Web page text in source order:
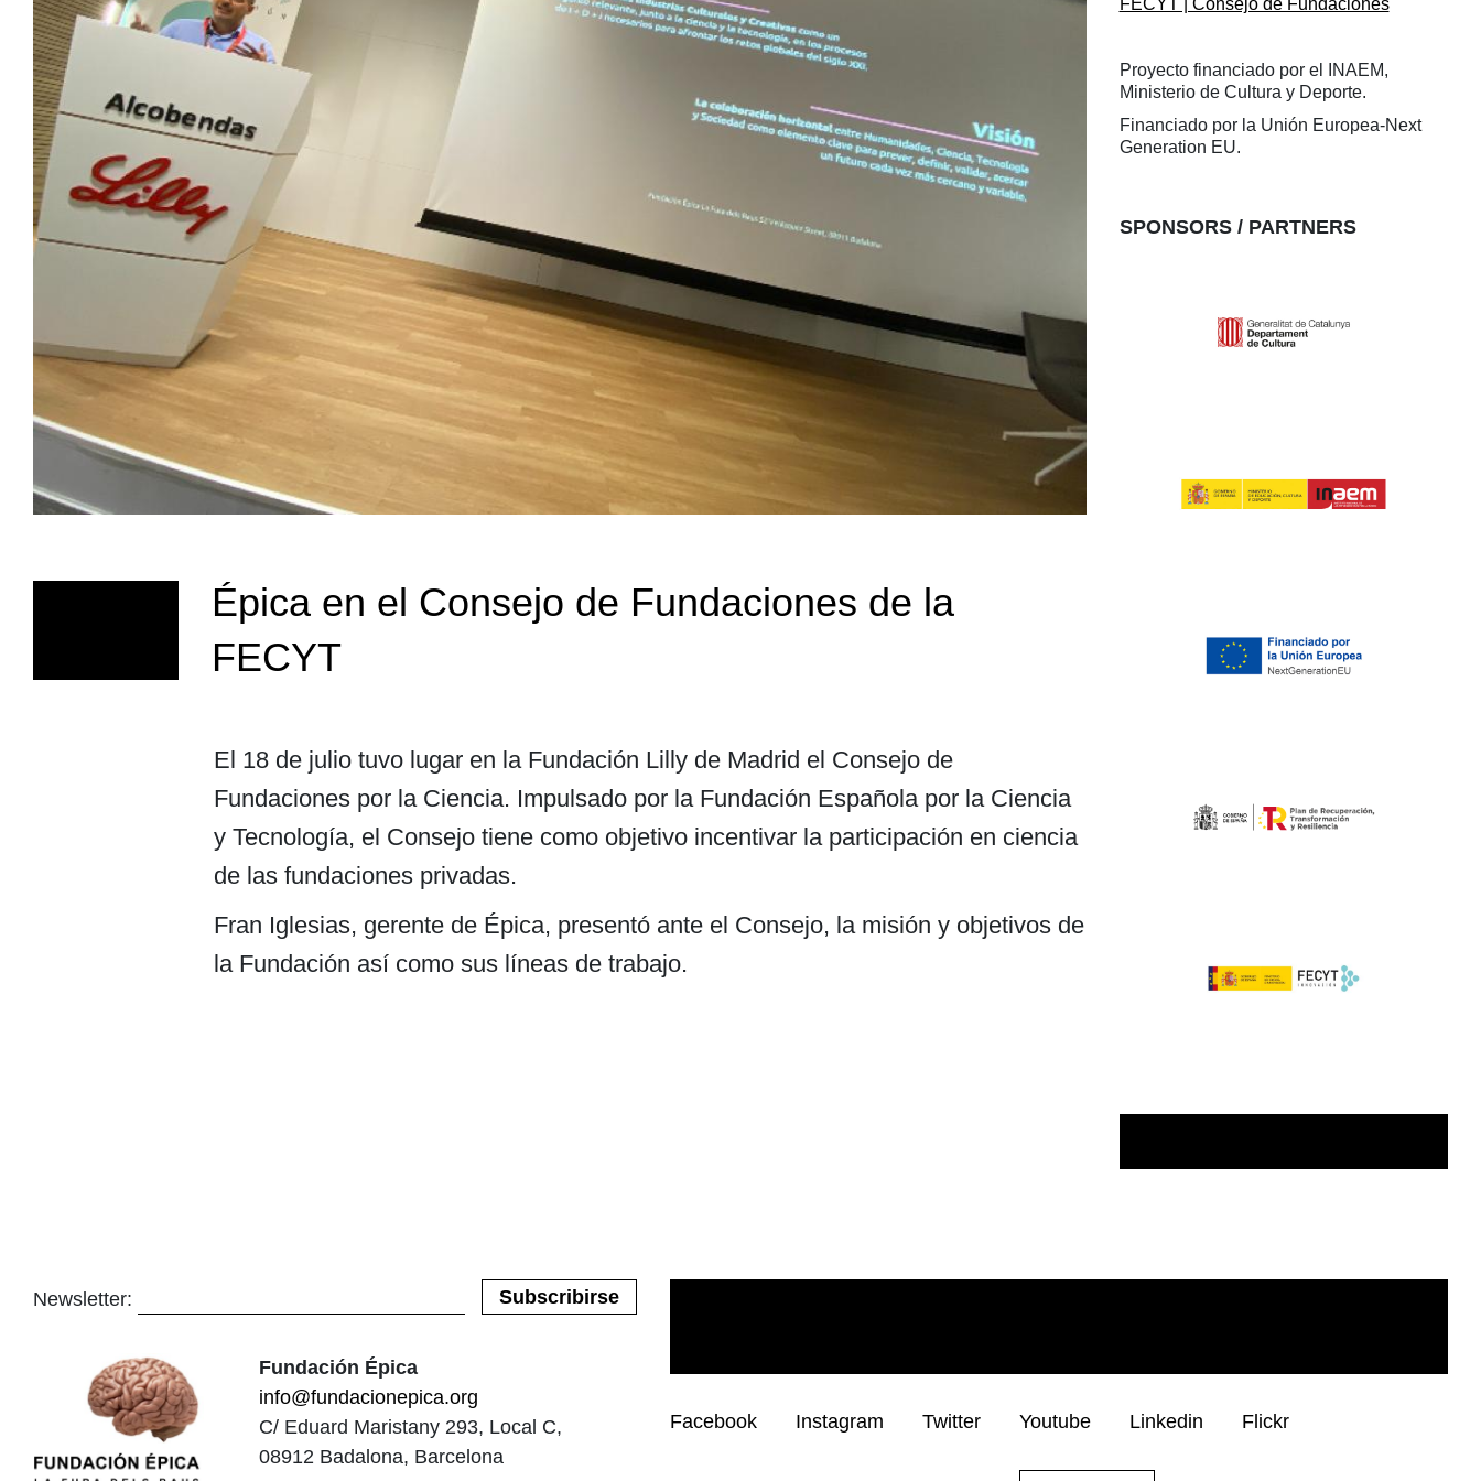
Épica en el Consejo de Fundaciones de la
FECYT
El 18 de julio tuvo lugar en la Fundación Lilly de Madrid el Consejo de
Fundaciones por la Ciencia. Impulsado por la Fundación Española por la Ciencia
y Tecnología, el Consejo tiene como objetivo incentivar la participación en ciencia
de las fundaciones privadas.
Fran Iglesias, gerente de Épica, presentó ante el Consejo, la misión y objetivos de
la Fundación así como sus líneas de trabajo.
FECYT | Consejo de Fundaciones
Proyecto financiado por el INAEM,
Ministerio de Cultura y Deporte.
Financiado por la Unión Europea-Next
Generation EU.
SPONSORS / PARTNERS
Newsletter:
Fundación Épica
info@fundacionepica.org
C/ Eduard Maristany 293, Local C,
08912 Badalona, Barcelona
Facebook Instagram Twitter Youtube Linkedin Flickr